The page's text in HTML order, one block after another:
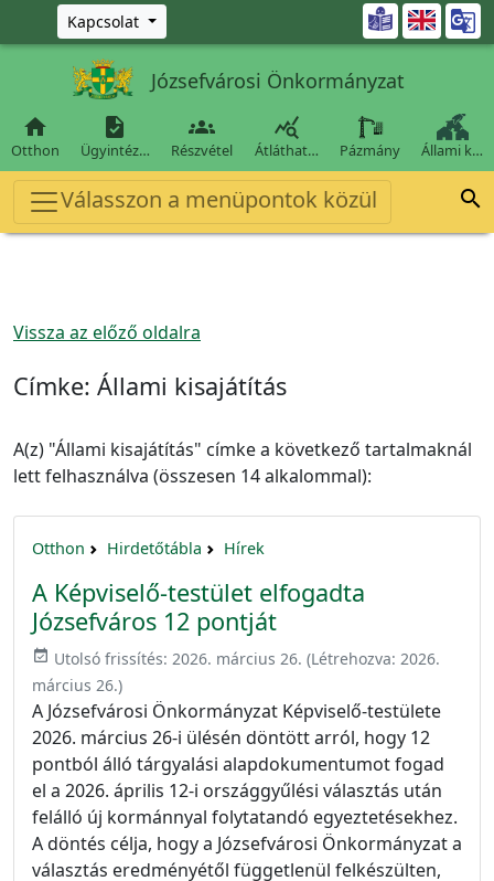
Ugrás a fő tartalomra
Kapcsolat 
Józsefvárosi Önkormányzat

Otthon

Ügyintéz…

Részvétel

Átláthat… Pázmány Állami k…
Válasszon a menüpontok közül 
Vissza az előző oldalra
Címke: Állami kisajátítás
A(z) "Állami kisajátítás" címke a következő tartalmaknál
lett felhasználva (összesen 14 alkalommal):
Otthon Hirdetőtábla Hírek
A Képviselő-testület elfogadta
Józsefváros 12 pontját
event_available Utolsó frissítés: 2026. március 26. (Létrehozva: 2026.
március 26.)
A Józsefvárosi Önkormányzat Képviselő-testülete
2026. március 26-i ülésén döntött arról, hogy 12
pontból álló tárgyalási alapdokumentumot fogad
el a 2026. április 12-i országgyűlési választás után
felálló új kormánnyal folytatandó egyeztetésekhez.
A döntés célja, hogy a Józsefvárosi Önkormányzat a
választás eredményétől függetlenül felkészülten,